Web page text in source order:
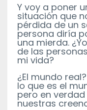
Y voy a poner
situación que
pérdida de un
persona diría
una mierda.
de las
mi vida?
¿El mundo
lo que es el
pero en
nuestras